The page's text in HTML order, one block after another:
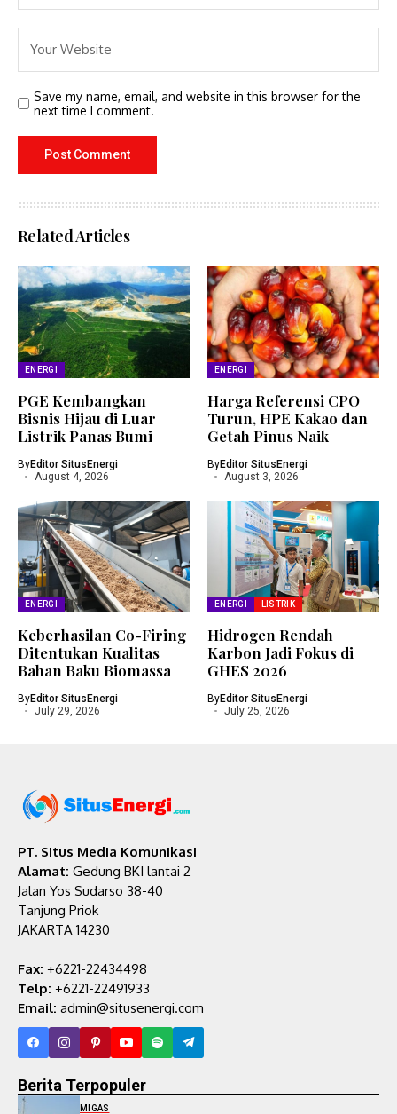
Save my name, email, and website in this browser for the
next time I comment.
Related Articles
ENERGI
PGE Kembangkan
Bisnis Hijau di Luar
Listrik Panas Bumi
ByEditor SitusEnergi
August 4, 2026
ENERGI
Harga Referensi CPO
Turun, HPE Kakao dan
Getah Pinus Naik
ByEditor SitusEnergi
August 3, 2026
ENERGI
Keberhasilan Co-Firing
Ditentukan Kualitas
Bahan Baku Biomassa
ByEditor SitusEnergi
July 29, 2026
ENERGI LISTRIK
Hidrogen Rendah
Karbon Jadi Fokus di
GHES 2026
ByEditor SitusEnergi
July 25, 2026
PT. Situs Media Komunikasi
Alamat: Gedung BKI lantai 2
Jalan Yos Sudarso 38-40
Tanjung Priok
JAKARTA 14230
Fax: +6221-22434498
Telp: +6221-22491933
Email: admin@situsenergi.com
Berita Terpopuler
MIGAS